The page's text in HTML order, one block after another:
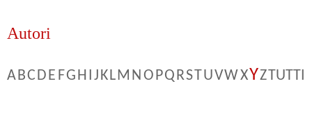
Autori
ABCDE FGHIJKLM NOPQRSTUVWXYZTUTTI